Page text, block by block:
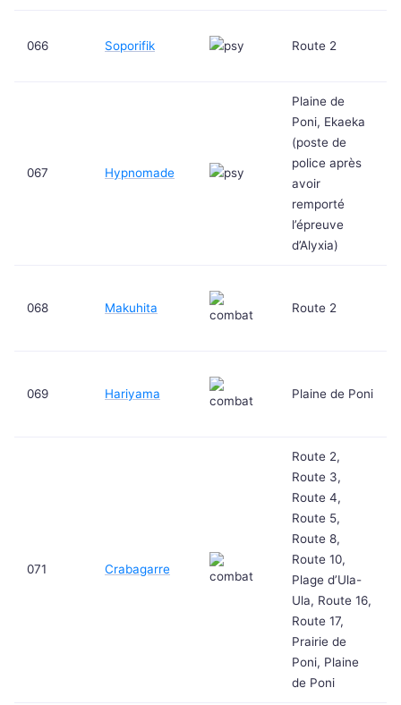
066 Soporifik Route 2
067 Hypnomade
Plaine de
Poni, Ekaeka
(poste de
police après
avoir
remporté
l’épreuve
d’Alyxia)
068 Makuhita Route 2
069 Hariyama Plaine de Poni
071 Crabagarre
Route 2,
Route 3,
Route 4,
Route 5,
Route 8,
Route 10,
Plage d’Ula-
Ula, Route 16,
Route 17,
Prairie de
Poni, Plaine
de Poni